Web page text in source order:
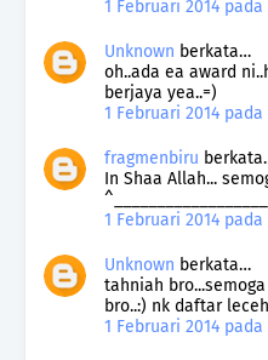
1 Februari 2014 pada
Unknown berkata…
oh..ada ea award
berjaya yea..=)
1 Februari 2014 pada
fragmenbiru
In Shaa Allah...
1 Februari 2014 pada
Unknown berkata…
tahniah
bro..:) nk daftar
1 Februari 2014 pada